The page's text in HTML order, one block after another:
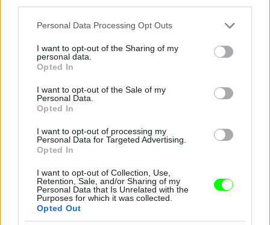
Please note that this website/app uses one or more Google
not limited to your visit or usage behaviour. You may click to
grant or deny consent to Google and its third-party tags to
use your data for below specified purposes in below Google
consent section.
Personal Data Processing Opt Outs
I want to opt-out of the Sharing of my
personal data.
Opted In
I want to opt-out of the Sale of my
Personal Data.
Opted In
I want to opt-out of processing my
Personal Data for Targeted Advertising.
Opted In
I want to opt-out of Collection, Use,
Retention, Sale, and/or Sharing of my
Personal Data that Is Unrelated with the
Purposes for which it was collected.
Opted Out
Danics Danics Dóra átlátszó aljú ruhában
Fotó: / RTL Sajtóklub